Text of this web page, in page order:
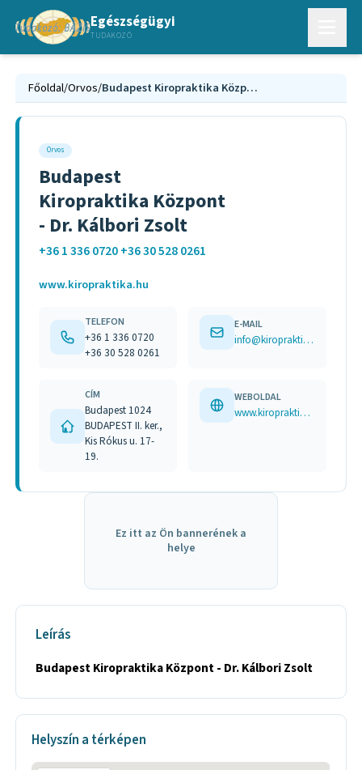
Egészségügyi
TUDAKOZÓ
Főoldal/Orvos/ Budapest Kiropraktika Központ - Dr. Kálbori Zsolt
Orvos
Budapest
Kiropraktika Központ
- Dr. Kálbori Zsolt
+36 1 336 0720 +36 30 528 0261
www.kiropraktika.hu
TELEFON
+36 1 336 0720
+36 30 528 0261
E-MAIL
info@kiropraktika.hu
CÍM
Budapest 1024
BUDAPEST II. ker.,
Kis Rókus u. 17-
19.
WEBOLDAL
www.kiropraktika.hu
Ez itt az Ön bannerének a
helye
Leírás
Budapest Kiropraktika Központ - Dr. Kálbori Zsolt
Helyszín a térképen